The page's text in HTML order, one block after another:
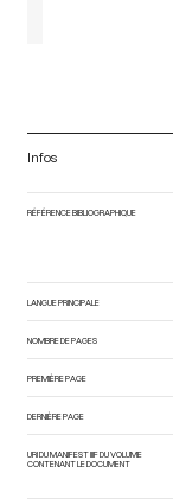
Infos
RÉFÉRENCE BIBLIOGRAPHIQUE
LANGUE PRINCIPALE
NOMBRE DE PAGES
PREMIÈRE PAGE
DERNIÈRE PAGE
URI DU MANIFEST IIIF DU VOLUME
CONTENANT LE DOCUMENT